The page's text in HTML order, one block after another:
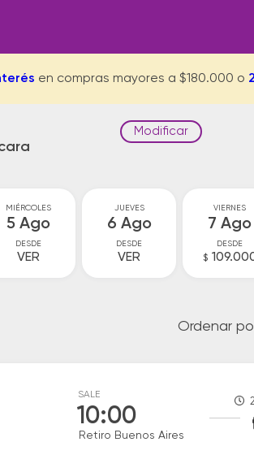
en compras mayores a $180.000 o
Modificar
MIÉRCOLES
5 Ago
DESDE
VER
JUEVES
6 Ago
DESDE
VER
VIERNES
7 Ago
DESDE
$
Ordenar
SALE
10:00
Retiro Buenos Aires